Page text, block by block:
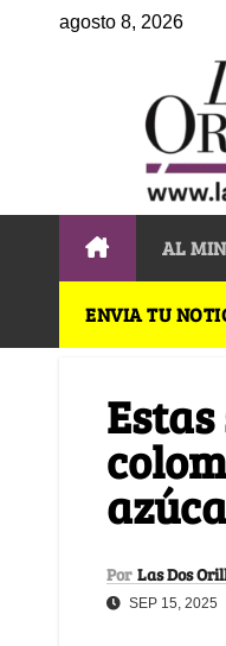
agosto 8, 2026
AL
ENVIA TU
Por Las Dos
SEP 15, 2025